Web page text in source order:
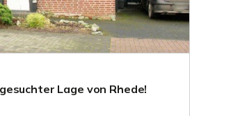
Lage von Rhede!